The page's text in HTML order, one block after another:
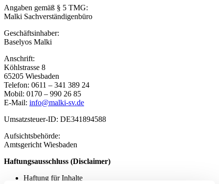
Angaben gemäß § 5 TMG:
Malki Sachverständigenbüro
Geschäftsinhaber:
Baselyos Malki
Anschrift:
Köhlstrasse 8
65205 Wiesbaden
Telefon: 0611 – 341 389 24
Mobil: 0170 – 990 26 85
E-Mail: info@malki-sv.de
Umsatzsteuer-ID: DE341894588
Aufsichtsbehörde:
Amtsgericht Wiesbaden
Haftungsausschluss (Disclaimer)
Haftung für Inhalte